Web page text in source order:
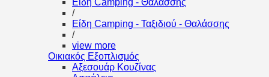
Είδη Camping - Θαλάσσης
/
Είδη Camping - Ταξιδιού - Θαλάσσης
/
view more
Οικιακός Εξοπλισμός
Αξεσουάρ Κουζίνας